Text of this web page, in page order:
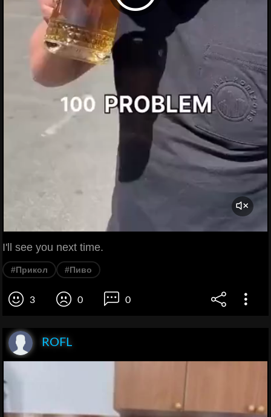
I'll see you next time.
#Прикол #Пиво
3 0 0
ROFL